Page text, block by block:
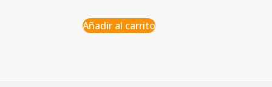
Añadir al carrito